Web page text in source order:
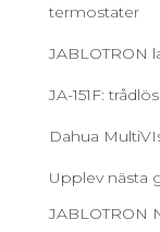
termostater
JABLOTRON
JA-151F:
Dahua
Upplev nästa
JABLOTRON